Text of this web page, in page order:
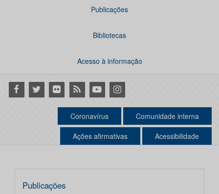
Publicações
Bibliotecas
Acesso à informação
Facebook
Twitter Flickr RSS YoutubeInstagram
Coronavírus Comunidade interna
Ações afirmativas Acessibilidade
Publicações